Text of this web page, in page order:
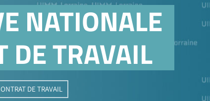
NATIONALE
DE TRAVAIL
DE TRAVAIL